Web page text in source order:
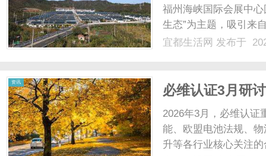
福州海峡国际会展中
生态”为主题，吸引来
业观众前来打卡。迈
宜都生活网 发布于
资讯
必维认证3月研
2026年3月，必维认证
能、欧盟电池法规、
升等各行业核心关注